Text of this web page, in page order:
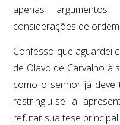
apenas
considerações de
Confesso que aguardei
de Olavo de Carvalho à
como o senhor já deve
restringiu-se a
refutar sua tese principal.